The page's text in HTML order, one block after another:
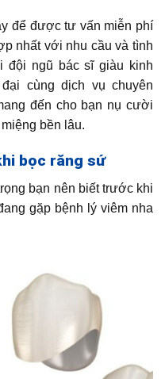
để được tư vấn miễn phí
nhất với nhu cầu và tình
đội ngũ bác sĩ giàu kinh
cùng dịch vụ chuyên
đến cho bạn nụ cười
bền lâu.
bọc răng sứ
bạn nên biết trước khi
gặp bệnh lý viêm nha